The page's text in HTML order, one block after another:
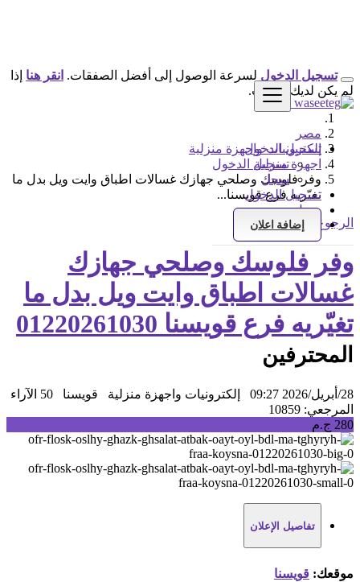
تسجيل الدخول
تسجيل الدخول
سجل
تسجيل الدخول
سجل
إضافة اعلان
تسجيل الدخول لسرعة الوصول إلى أفضل الصفقات. انقر هنا إذا
لم يكن لديك حساب.
مصر
إلكترونيات واجهزة منزلية
اجهزة منزلية
وفر فلوسك وصلحي جهازك غسالات اطباق وايت ويل بدل ما
تغيّريه فرع قويسنا...
الرجوع إلى النتائج
وفر فلوسك وصلحي جهازك
غسالات اطباق وايت ويل بدل ما
تغيّريه فرع قويسنا 01220261030
المحترفين
28/أبريل/2026 09:27 إلكترونيات واجهزة منزلية قويسنا
50 الآراء
المرجعي: 10859
280 ج.م
تفاصيل الإعلان
موقعك: قويسنا